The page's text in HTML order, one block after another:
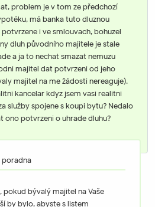
problem je v tom ze předchozí
má banka tuto dluznou
i ve smlouvach, bohuzel
dluh původního majitele je stale
a ja to nechat smazat nemuzu
majitel dat potvrzeni od jeho
majitel na me žádosti nereaguje).
kancelar kdyz jsem vasi realitni
služby spojene s koupi bytu? Nedalo
ono potvrzeni o uhrade dluhu?
poradna
pokud bývalý majitel na Vaše
by bylo, abyste s listem